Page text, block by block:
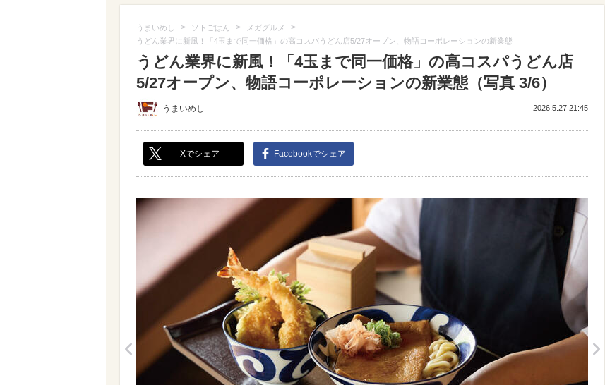
うまいめし > ソトごはん > メガグルメ >
うどん業界に新風！「4玉まで同一価格」の高コスパうどん店5/27オープン、物語コーポレーションの新業態
うどん業界に新風！「4玉まで同一価格」の高コスパうどん店
5/27オープン、物語コーポレーションの新業態（写真 3/6）
うまいめし 2026.5.27 21:45
Xでシェア Facebookでシェア